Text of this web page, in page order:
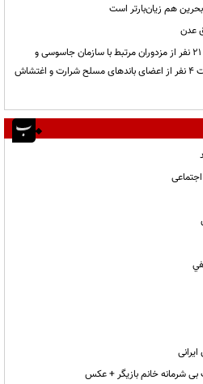
هم زیان‌بارتر است
عدن
وزارت اطلاعات: شناسایی و دستگیری ۲۱ نفر از مزدوران مرتبط با سازمان جاسوسی و
تروریستی رژیم صهیونیستی و بازداشت ۴ نفر از اعضای باندهای مسلح شرارت و اغتشاش
شرمانه خانم بازیگر + عکس